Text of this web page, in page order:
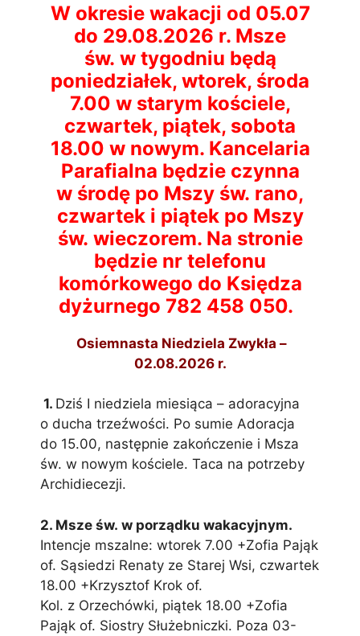
W okresie wakacji od 05.07
do 29.08.2026 r. Msze
św. w tygodniu będą
poniedziałek, wtorek, środa
7.00 w starym kościele,
czwartek, piątek, sobota
18.00 w nowym. Kancelaria
Parafialna będzie czynna
w środę po Mszy św. rano,
czwartek i piątek po Mszy
św. wieczorem. Na stronie
będzie nr telefonu
komórkowego do Księdza
dyżurnego 782 458 050.
Osiemnasta Niedziela Zwykła –
02.08.2026 r.
1. Dziś I niedziela miesiąca – adoracyjna
o ducha trzeźwości. Po sumie Adoracja
do 15.00, następnie zakończenie i Msza
św. w nowym kościele. Taca na potrzeby
Archidiecezji.
2. Msze św. w porządku wakacyjnym.
Intencje mszalne: wtorek 7.00 +Zofia Pająk
of. Sąsiedzi Renaty ze Starej Wsi, czwartek
18.00 +Krzysztof Krok of.
Kol. z Orzechówki, piątek 18.00 +Zofia
Pająk of. Siostry Służebniczki. Poza 03-